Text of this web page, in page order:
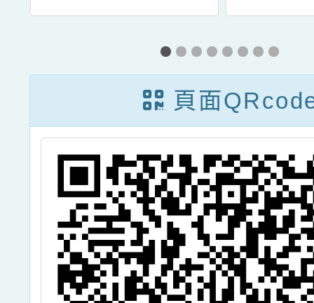
景藝術節」導覽
志工招募簡章及
海報一案，請查
照。
「有
福」
1份，
助宣
住民
加，
頁面